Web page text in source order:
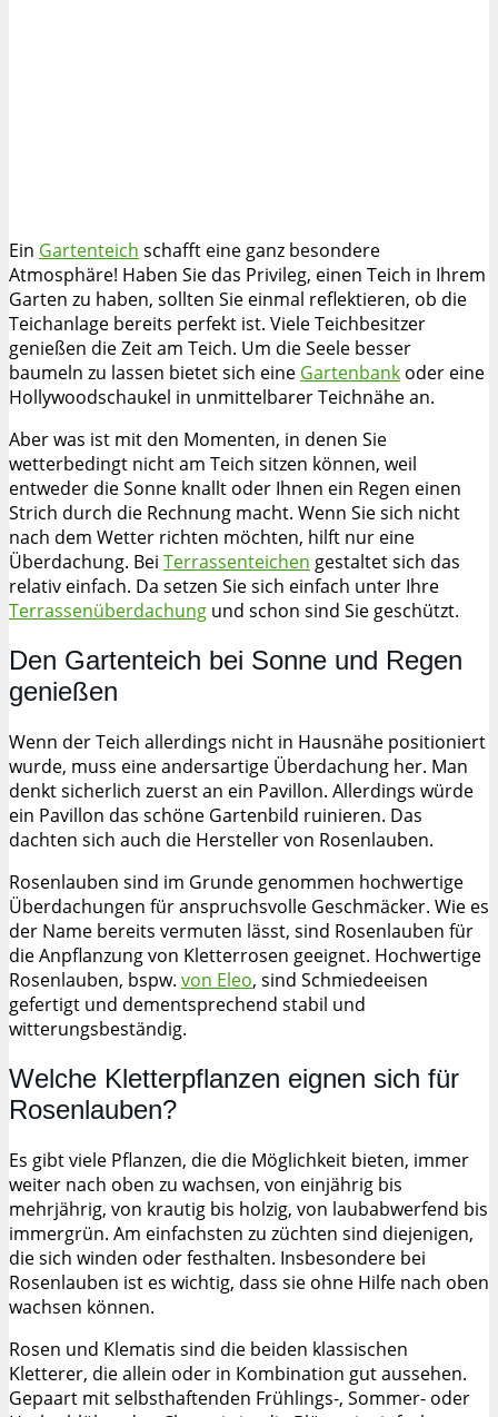
Ein Gartenteich schafft eine ganz besondere
Atmosphäre! Haben Sie das Privileg, einen Teich in Ihrem
Garten zu haben, sollten Sie einmal reflektieren, ob die
Teichanlage bereits perfekt ist. Viele Teichbesitzer
genießen die Zeit am Teich. Um die Seele besser
baumeln zu lassen bietet sich eine Gartenbank oder eine
Hollywoodschaukel in unmittelbarer Teichnähe an.
Aber was ist mit den Momenten, in denen Sie
wetterbedingt nicht am Teich sitzen können, weil
entweder die Sonne knallt oder Ihnen ein Regen einen
Strich durch die Rechnung macht. Wenn Sie sich nicht
nach dem Wetter richten möchten, hilft nur eine
Überdachung. Bei Terrassenteichen gestaltet sich das
relativ einfach. Da setzen Sie sich einfach unter Ihre
Terrassenüberdachung und schon sind Sie geschützt.
Den Gartenteich bei Sonne und Regen
genießen
Wenn der Teich allerdings nicht in Hausnähe positioniert
wurde, muss eine andersartige Überdachung her. Man
denkt sicherlich zuerst an ein Pavillon. Allerdings würde
ein Pavillon das schöne Gartenbild ruinieren. Das
dachten sich auch die Hersteller von Rosenlauben.
Rosenlauben sind im Grunde genommen hochwertige
Überdachungen für anspruchsvolle Geschmäcker. Wie es
der Name bereits vermuten lässt, sind Rosenlauben für
die Anpflanzung von Kletterrosen geeignet. Hochwertige
Rosenlauben, bspw. von Eleo, sind Schmiedeeisen
gefertigt und dementsprechend stabil und
witterungsbeständig.
Welche Kletterpflanzen eignen sich für
Rosenlauben?
Es gibt viele Pflanzen, die die Möglichkeit bieten, immer
weiter nach oben zu wachsen, von einjährig bis
mehrjährig, von krautig bis holzig, von laubabwerfend bis
immergrün. Am einfachsten zu züchten sind diejenigen,
die sich winden oder festhalten. Insbesondere bei
Rosenlauben ist es wichtig, dass sie ohne Hilfe nach oben
wachsen können.
Rosen und Klematis sind die beiden klassischen
Kletterer, die allein oder in Kombination gut aussehen.
Gepaart mit selbsthaftenden Frühlings-, Sommer- oder